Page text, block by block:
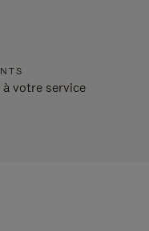
à votre service